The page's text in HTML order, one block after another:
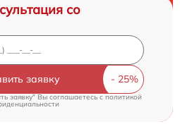
со
заявку
заявку" Вы соглашаетесь cполитикой